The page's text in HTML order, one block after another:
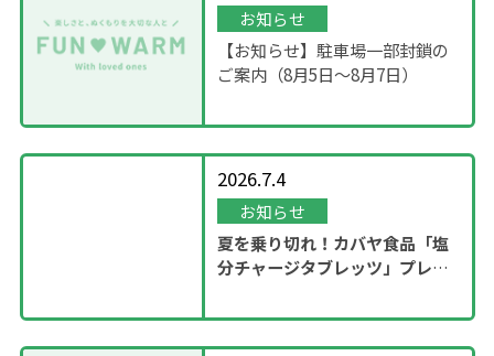
お知らせ
【お知らせ】駐車場一部封鎖の
ご案内（8月5日〜8月7日）
2026.7.4
お知らせ
夏を乗り切れ！カバヤ食品「塩
分チャージタブレッツ」プレゼ